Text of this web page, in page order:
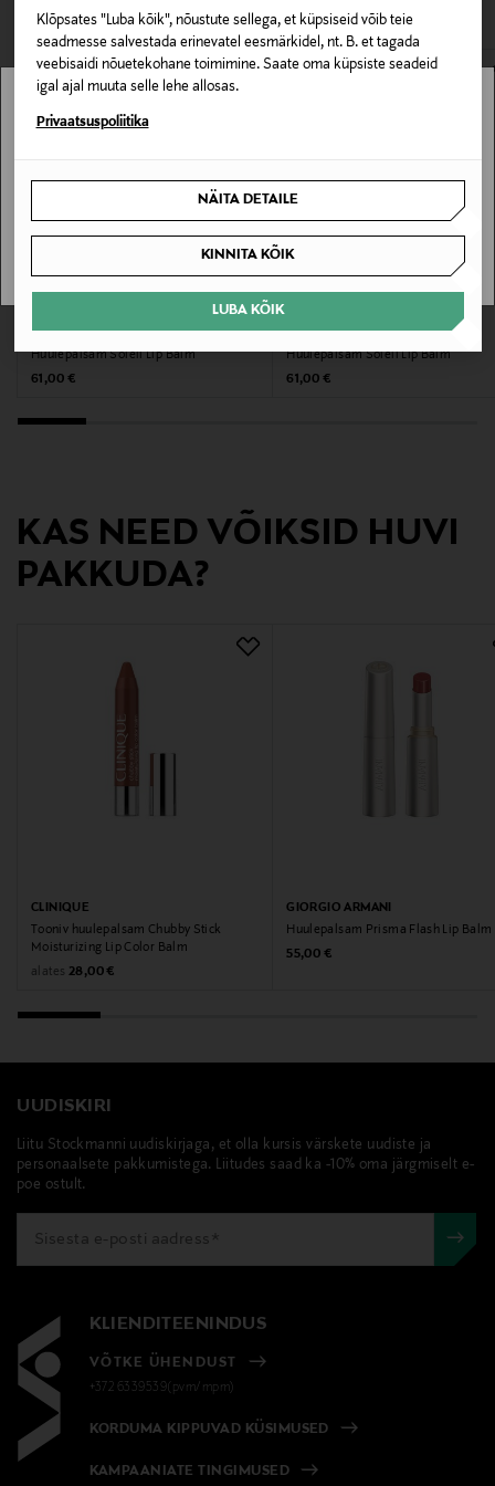
Klõpsates "Luba kõik", nõustute sellega, et küpsiseid võib teie
seadmesse salvestada erinevatel eesmärkidel, nt. B. et tagada
veebisaidi nõuetekohane toimimine. Saate oma küpsiste seadeid
igal ajal muuta selle lehe allosas.
Privaatsuspoliitika
NÄITA DETAILE
KINNITA KÕIK
LUBA KÕIK
Huulepalsam
Suurus
15 ml
Estee Lauder Finland Oy
Hämeentie 15, 00500, Helsinki, Finland
Digitaalne aadress
csfinland@fi.estee.com
E-POE TAGASTUSED
TOM FORD
Huulepalsam Soleil Lip Balm
Original Price
61,00 €
TOM FORD
Huulepalsam Soleil Lip Balm
Original Price
61,00 €
KAS NEED VÕIKSID HUVI
PAKKUDA?
CLINIQUE
Tooniv huulepalsam Chubby Stick
Moisturizing Lip Color Balm
alates Original Price
28,00 €
GIORGIO ARMANI
Huulepalsam Prisma Flash Lip Balm
Original Price
55,00 €
UUDISKIRI
Liitu Stockmanni uudiskirjaga, et olla kursis värskete uudiste ja
personaalsete pakkumistega. Liitudes saad ka -10% oma järgmiselt e-
poe ostult.
KLIENDITEENINDUS
VÕTKE ÜHENDUST
+372 6339539(pvm/mpm)
KORDUMA KIPPUVAD KÜSIMUSED
KAMPAANIATE TINGIMUSED
Stockmann pole Sinu riigis saadaval.
SAAN ARU